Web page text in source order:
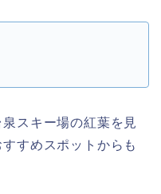
スキー場の紅葉を見
すめスポットからも